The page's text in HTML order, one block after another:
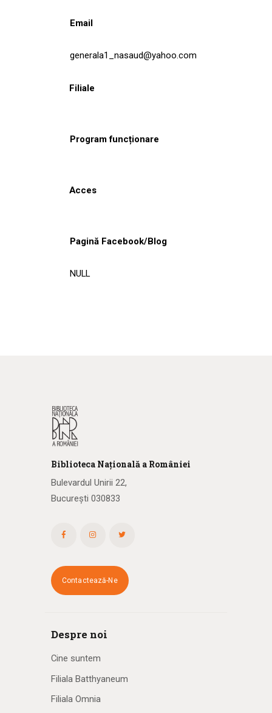
Email
generala1_nasaud@yahoo.com
Filiale
Program funcționare
Acces
Pagină Facebook/Blog
NULL
Biblioteca Națională a României
Bulevardul Unirii 22,
București 030833
Contactează-Ne
Despre noi
Cine suntem
Filiala Batthyaneum
Filiala Omnia